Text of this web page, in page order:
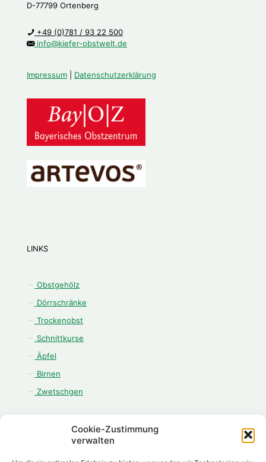
Cookie-Zustimmung
verwalten
D-77799 Ortenberg
+49 (0)781 / 93 22 500
info@kiefer-obstwelt.de
Impressum Datenschutzerklärung
LINKS
Obstgehölz
Dörrschränke
Trockenobst
Schnittkurse
Äpfel
Birnen
Zwetschgen
ÖFFNUNGSZEITEN